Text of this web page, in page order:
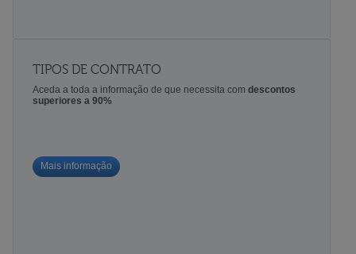
TIPOS DE CONTRATO
Aceda a toda a informação de que necessita com descontos
superiores a 90%
Mais informação